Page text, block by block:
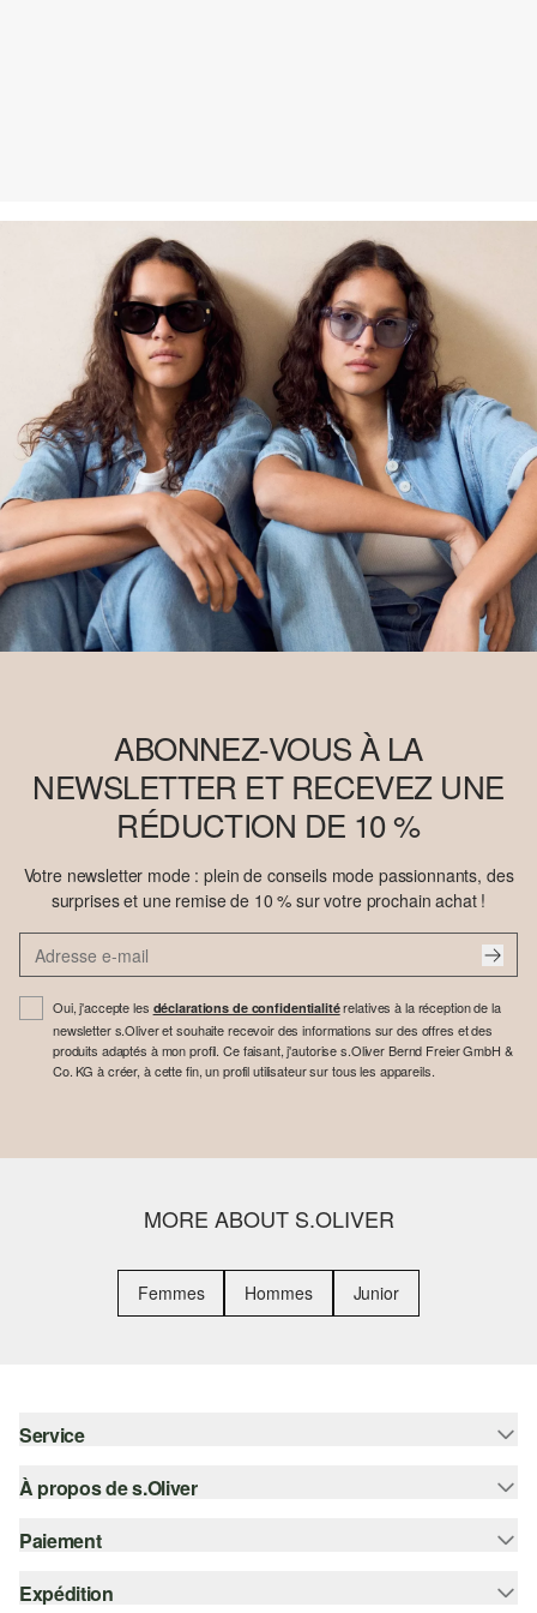
ABONNEZ-VOUS À LA
NEWSLETTER ET RECEVEZ UNE
RÉDUCTION DE 10 %
Votre newsletter mode : plein de conseils mode passionnants, des
surprises et une remise de 10 % sur votre prochain achat !
Oui, j'accepte les déclarations de confidentialitérelatives à la réception de la
newsletter s.Oliver et souhaite recevoir des informations sur des offres et des
produits adaptés à mon profil. Ce faisant, j'autorise s.Oliver Bernd Freier GmbH &
Co. KG à créer, à cette fin, un profil utilisateur sur tous les appareils.
MORE ABOUT S.OLIVER
Femmes Hommes Junior
Service
Aide - FAQ
Guide des tailles
À propos de s.Oliver
S'abonner à la Newsletter
s.Oliver Card
Paiement
Sur facture
Expédition